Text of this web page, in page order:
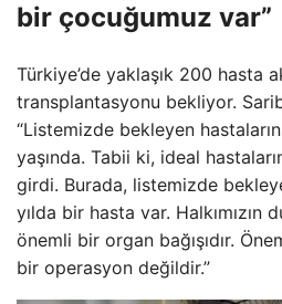
bir çocuğumuz var”
Türkiye’de yaklaşık 200 hasta
transplantasyonu bekliyor.
“Listemizde bekleyen
yaşında. Tabii ki, ideal
girdi. Burada, listemizde
yılda bir hasta var. Halkımızın
önemli bir organ bağışıdır.
bir operasyon değildir.”